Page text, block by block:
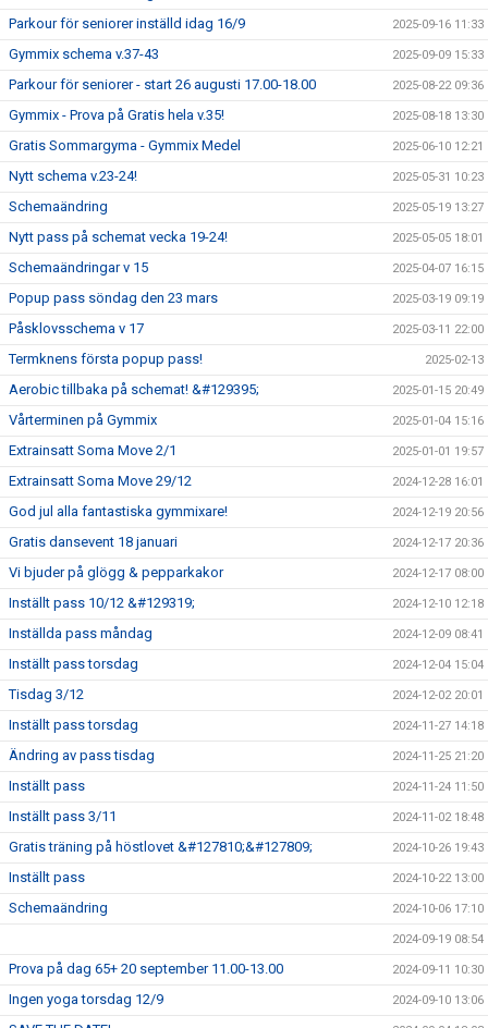
Parkour för seniorer inställd idag 16/9 2025-09-16 11:33
Gymmix schema v.37-43 2025-09-09 15:33
Parkour för seniorer - start 26 augusti 17.00-18.00 2025-08-22 09:36
Gymmix - Prova på Gratis hela v.35! 2025-08-18 13:30
Gratis Sommargyma - Gymmix Medel 2025-06-10 12:21
Nytt schema v.23-24! 2025-05-31 10:23
Schemaändring 2025-05-19 13:27
Nytt pass på schemat vecka 19-24! 2025-05-05 18:01
Schemaändringar v 15 2025-04-07 16:15
Popup pass söndag den 23 mars 2025-03-19 09:19
Påsklovsschema v 17 2025-03-11 22:00
Termknens första popup pass! 2025-02-13
Aerobic tillbaka på schemat! &#129395; 2025-01-15 20:49
Vårterminen på Gymmix 2025-01-04 15:16
Extrainsatt Soma Move 2/1 2025-01-01 19:57
Extrainsatt Soma Move 29/12 2024-12-28 16:01
God jul alla fantastiska gymmixare! 2024-12-19 20:56
Gratis dansevent 18 januari 2024-12-17 20:36
Vi bjuder på glögg & pepparkakor 2024-12-17 08:00
Inställt pass 10/12 &#129319; 2024-12-10 12:18
Inställda pass måndag 2024-12-09 08:41
Inställt pass torsdag 2024-12-04 15:04
Tisdag 3/12 2024-12-02 20:01
Inställt pass torsdag 2024-11-27 14:18
Ändring av pass tisdag 2024-11-25 21:20
Inställt pass 2024-11-24 11:50
Inställt pass 3/11 2024-11-02 18:48
Gratis träning på höstlovet &#127810;&#127809; 2024-10-26 19:43
Inställt pass 2024-10-22 13:00
Schemaändring 2024-10-06 17:10
2024-09-19 08:54
Prova på dag 65+ 20 september 11.00-13.00 2024-09-11 10:30
Ingen yoga torsdag 12/9 2024-09-10 13:06